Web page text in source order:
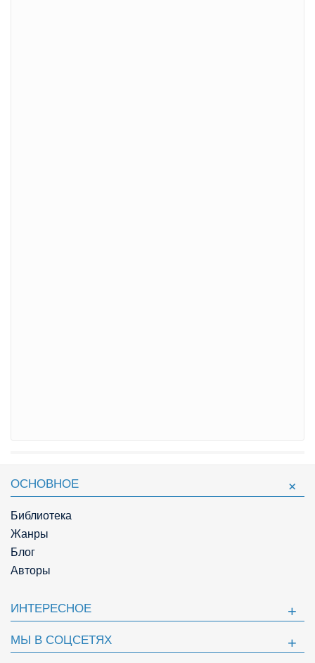
ОСНОВНОЕ
Библиотека
Жанры
Блог
Авторы
ИНТЕРЕСНОЕ
МЫ В СОЦСЕТЯХ